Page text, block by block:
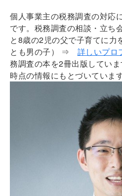
個人事業主の税務調査の対応
です。税務調査の相談・立ち
と8歳の2児の父で子育てに力
とも男の子）
⇒ 詳しいプロ
務調査の本を2冊出版してい
時点の情報にもとづいています